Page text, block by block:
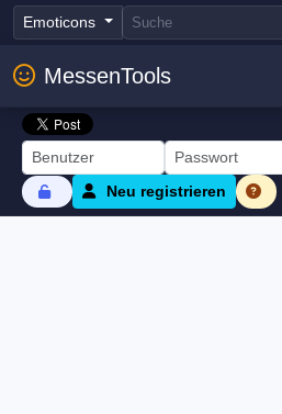
Emoticons
MessenTools
Neu registrieren